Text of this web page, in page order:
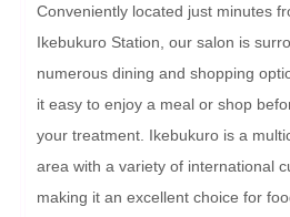
Conveniently located just minutes
Ikebukuro Station, our salon is
numerous dining and shopping
it easy to enjoy a meal or shop
your treatment. Ikebukuro is a
area with a variety of international
making it an excellent choice for